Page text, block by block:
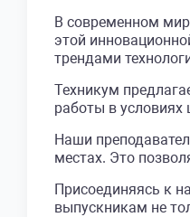
В современном
этой
трендами
Техникум
работы в
Наши
местах. Это
Присоединяясь к
выпускникам не